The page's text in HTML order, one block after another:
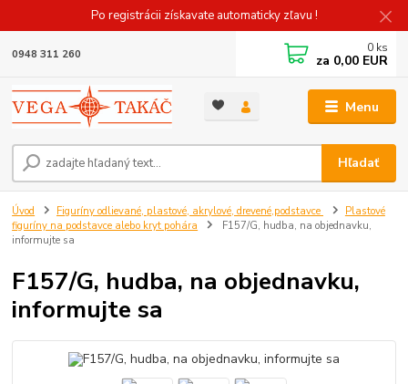
Po registrácii získavate automaticky zľavu !
Menu
Hľadať
0948 311 260 0 ks
za 0,00 EUR
Úvod Figuríny odlievané, plastové, akrylové, drevené,podstavce
Plastové
figuríny na podstavce alebo kryt pohára
F157/G, hudba, na objednavku,
informujte sa
F157/G, hudba, na objednavku,
informujte sa